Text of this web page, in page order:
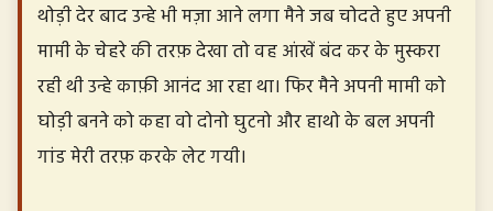
थोड़ी देर बाद उन्हे भी मज़ा आने लगा मैने जब चोदते हुए अपनी
मामी के चेहरे की तरफ़ देखा तो वह आंखें बंद कर के मुस्करा
रही थी उन्हे काफ़ी आनंद आ रहा था। फिर मैने अपनी मामी को
घोड़ी बनने को कहा वो दोनो घुटनो और हाथो के बल अपनी
गांड मेरी तरफ़ करके लेट गयी।